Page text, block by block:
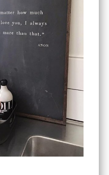
Star Trading
Bordslampa Mushroom
vit, Utomhus